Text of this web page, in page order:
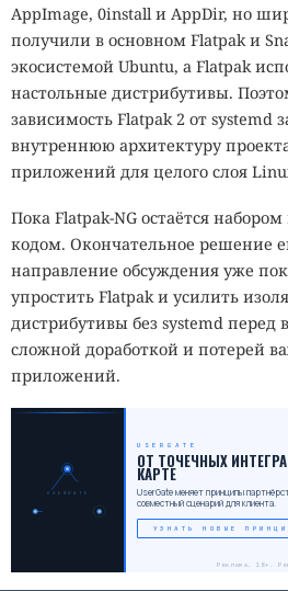
AppImage, 0install и AppDir, но
получили в основном Flatpak и
экосистемой Ubuntu, а Flatpak
настольные дистрибутивы.
зависимость Flatpak 2 от systemd
внутреннюю архитектуру
приложений для целого слоя
Пока Flatpak-NG остаётся
кодом. Окончательное решение
направление обсуждения уже
упростить Flatpak и усилить
дистрибутивы без systemd
сложной доработкой и потерей
приложений.
USERGATE
USERGATE
ОТ ТОЧЕЧНЫХ
КАРТЕ
UserGate меняет принципы
совместный сценарий для клиента.
УЗНАТЬ НОВЫЕ
Реклама. 18+.